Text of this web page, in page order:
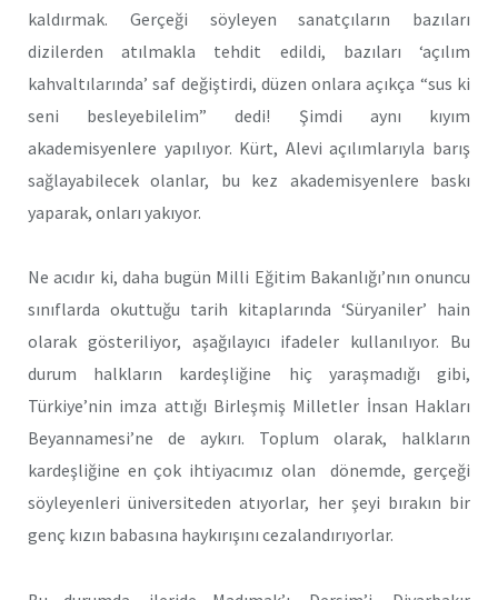
kaldırmak. Gerçeği söyleyen sanatçıların bazıları
dizilerden atılmakla tehdit edildi, bazıları ‘açılım
kahvaltılarında’ saf değiştirdi, düzen onlara açıkça “sus ki
seni besleyebilelim” dedi! Şimdi aynı kıyım
akademisyenlere yapılıyor. Kürt, Alevi açılımlarıyla barış
sağlayabilecek olanlar, bu kez akademisyenlere baskı
yaparak, onları yakıyor.
Ne acıdır ki, daha bugün Milli Eğitim Bakanlığı’nın onuncu
sınıflarda okuttuğu tarih kitaplarında ‘Süryaniler’ hain
olarak gösteriliyor, aşağılayıcı ifadeler kullanılıyor. Bu
durum halkların kardeşliğine hiç yaraşmadığı gibi,
Türkiye’nin imza attığı Birleşmiş Milletler İnsan Hakları
Beyannamesi’ne de aykırı. Toplum olarak, halkların
kardeşliğine en çok ihtiyacımız olan dönemde, gerçeği
söyleyenleri üniversiteden atıyorlar, her şeyi bırakın bir
genç kızın babasına haykırışını cezalandırıyorlar.